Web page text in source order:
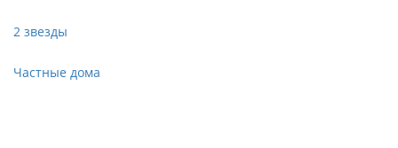
2 звезды
Частные дома